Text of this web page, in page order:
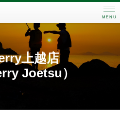
MENU
上越店
Joetsu）